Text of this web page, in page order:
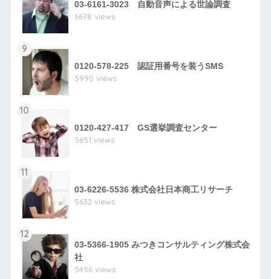
03-6161-3023 自動音声による世論調査
6678 views
9
0120-578-225 認証用番号を装うSMS
5990 views
10
0120-427-417 GS選挙調査センター
5651 views
11
03-6226-5536 株式会社日本商工リサーチ
5632 views
12
03-5366-1905 みつきコンサルティング株式会
社
5456 views